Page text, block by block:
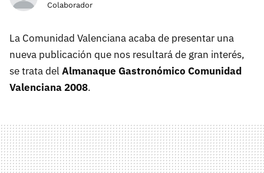
Colaborador
La Comunidad Valenciana acaba de presentar una
nueva publicación que nos resultará de gran interés,
se trata del Almanaque Gastronómico Comunidad
Valenciana 2008.